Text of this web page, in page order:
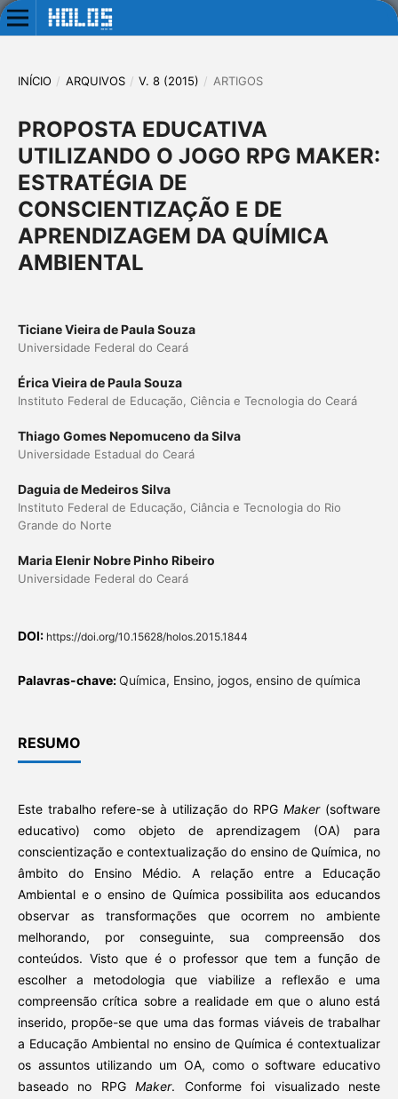
INÍCIO / ARQUIVOS / V. 8 (2015) / ARTIGOS
PROPOSTA EDUCATIVA
UTILIZANDO O JOGO RPG MAKER:
ESTRATÉGIA DE
CONSCIENTIZAÇÃO E DE
APRENDIZAGEM DA QUÍMICA
AMBIENTAL
Ticiane Vieira de Paula Souza
Universidade Federal do Ceará
Érica Vieira de Paula Souza
Instituto Federal de Educação, Ciência e Tecnologia do Ceará
Thiago Gomes Nepomuceno da Silva
Universidade Estadual do Ceará
Daguia de Medeiros Silva
Instituto Federal de Educação, Ciância e Tecnologia do Rio
Grande do Norte
Maria Elenir Nobre Pinho Ribeiro
Universidade Federal do Ceará
DOI: https://doi.org/10.15628/holos.2015.1844
Palavras-chave: Química, Ensino, jogos, ensino de química
RESUMO
Este trabalho refere-se à utilização do RPGMaker(software
educativo) como objeto de aprendizagem (OA) para
conscientização e contextualização do ensino de Química, no
âmbito do Ensino Médio. A relação entre a Educação
Ambiental e o ensino de Química possibilita aos educandos
observar as transformações que ocorrem no ambiente
melhorando, por conseguinte, sua compreensão dos
conteúdos. Visto que é o professor que tem a função de
escolher a metodologia que viabilize a reflexão e uma
compreensão crítica sobre a realidade em que o aluno está
inserido, propõe-se que uma das formas viáveis de trabalhar
a Educação Ambiental no ensino de Química é contextualizar
os assuntos utilizando um OA, como o software educativo
baseado no RPGMaker. Conforme foi visualizado neste